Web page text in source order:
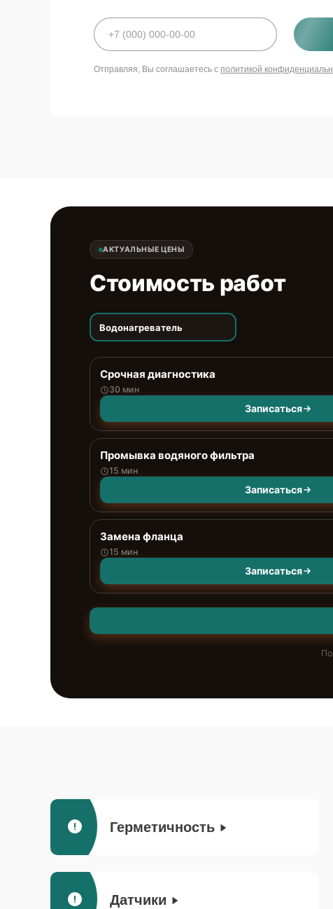
Отправляя, Вы соглашаетесь с политикой
АКТУАЛЬНЫЕ ЦЕНЫ
Стоимость работ
Водонагреватель
Срочная диагностика
30 мин
Записаться
Промывка водяного фильтра
15 мин
Записаться
Замена фланца
15 мин
Записаться
Герметичность
Датчики